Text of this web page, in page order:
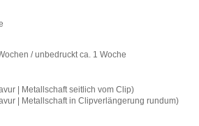
/ unbedruckt ca. 1 Woche
| Metallschaft seitlich vom Clip)
| Metallschaft in Clipverlängerung rundum)